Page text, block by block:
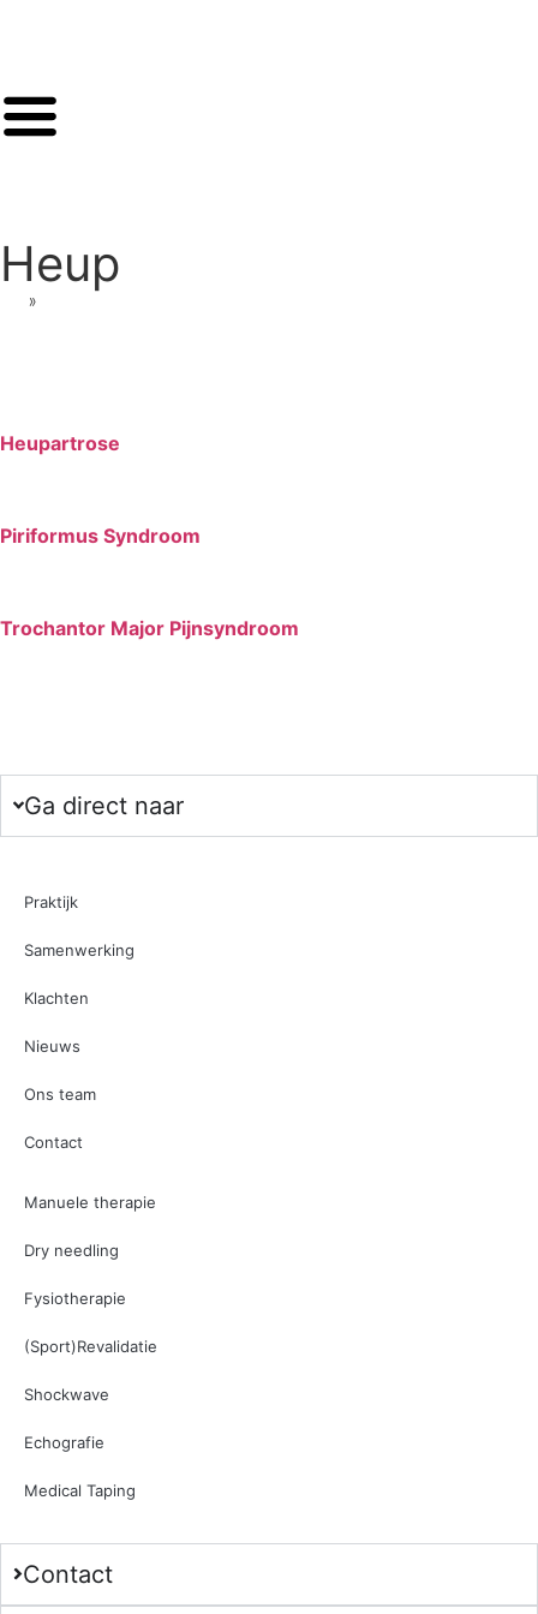
Heup
»
Heupartrose
Piriformus Syndroom
Trochantor Major Pijnsyndroom
Ga direct naar
Praktijk
Samenwerking
Klachten
Nieuws
Ons team
Contact
Manuele therapie
Dry needling
Fysiotherapie
(Sport)Revalidatie
Shockwave
Echografie
Medical Taping
Contact